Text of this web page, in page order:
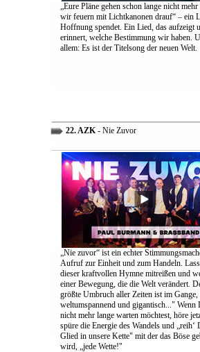
„Eure Pläne gehen schon lange nicht
wir feuern mit Lichtkanonen drauf“ – ein
Hoffnung spendet. Ein Lied, das aufzeigt
erinnert, welche Bestimmung wir haben.
allem: Es ist der Titelsong der neuen Welt.
22. AZK- Nie Zuvor
„Nie zuvor“ ist ein echter
Aufruf zur Einheit und zum Handeln.
dieser kraftvollen Hymne mitreißen und
einer Bewegung, die die Welt verändert.
größte Umbruch aller Zeiten ist im Gange,
weltumspannend und gigantisch..." Wenn
nicht mehr lange warten möchtest, höre
spüre die Energie des Wandels und „reih‘
Glied in unsere Kette" mit der das Böse
wird, „jede Wette!"